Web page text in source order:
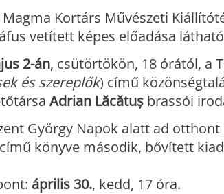
Kortárs Művészeti
vetített képes előadása
2-án, csütörtökön, 18 órától, a
és szereplők) című
Adrian Lăcătuș brassói
György Napok alatt ad otthont
című könyve második, bővített
április 30., kedd, 17 óra.